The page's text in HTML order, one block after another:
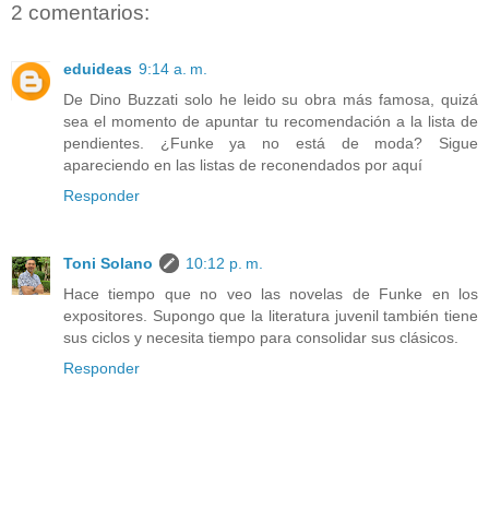
2 comentarios:
eduideas 9:14 a. m.
De Dino Buzzati solo he leido su obra más famosa, quizá
sea el momento de apuntar tu recomendación a la lista de
pendientes. ¿Funke ya no está de moda? Sigue
apareciendo en las listas de reconendados por aquí
Responder
Toni Solano
10:12 p. m.
Hace tiempo que no veo las novelas de Funke en los
expositores. Supongo que la literatura juvenil también tiene
sus ciclos y necesita tiempo para consolidar sus clásicos.
Responder